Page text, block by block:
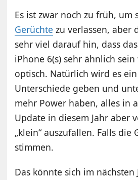
Es ist zwar noch zu früh, um
Gerüchte zu verlassen, aber
sehr viel darauf hin, dass
iPhone 6(s) sehr ähnlich
optisch. Natürlich wird es
Unterschiede geben und
mehr Power haben, alles in
Update in diesem Jahr aber
„klein“ auszufallen. Falls die
stimmen.
Das könnte sich im nächsten